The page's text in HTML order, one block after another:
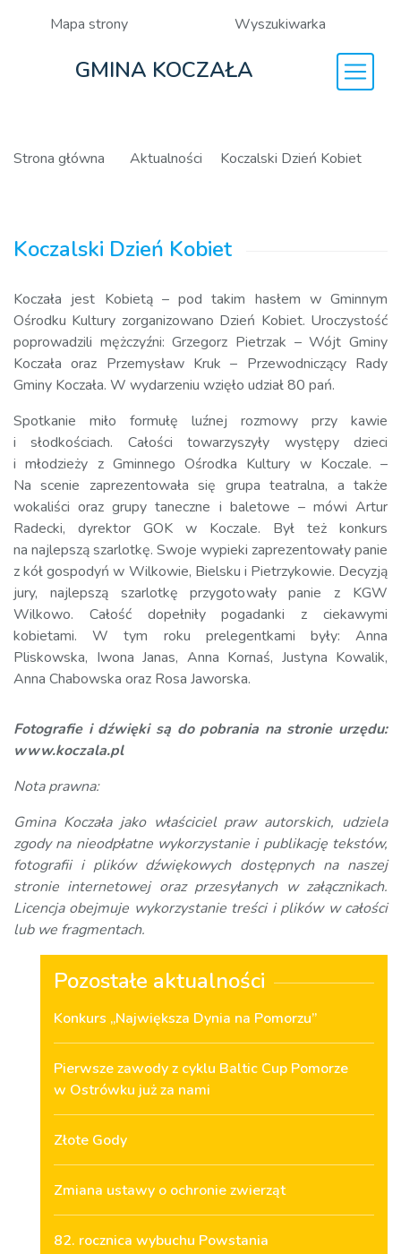
Mapa strony Wyszukiwarka
GMINA KOCZAŁA
Strona główna Aktualności Koczalski Dzień Kobiet
Koczalski Dzień Kobiet
Koczała jest Kobietą – pod takim hasłem w Gminnym
Ośrodku Kultury zorganizowano Dzień Kobiet. Uroczystość
poprowadzili mężczyźni: Grzegorz Pietrzak – Wójt Gminy
Koczała oraz Przemysław Kruk – Przewodniczący Rady
Gminy Koczała. W wydarzeniu wzięło udział 80 pań.
Spotkanie miło formułę luźnej rozmowy przy kawie
i słodkościach. Całości towarzyszyły występy dzieci
i młodzieży z Gminnego Ośrodka Kultury w Koczale. –
Na scenie zaprezentowała się grupa teatralna, a także
wokaliści oraz grupy taneczne i baletowe – mówi Artur
Radecki, dyrektor GOK w Koczale. Był też konkurs
na najlepszą szarlotkę. Swoje wypieki zaprezentowały panie
z kół gospodyń w Wilkowie, Bielsku i Pietrzykowie. Decyzją
jury, najlepszą szarlotkę przygotowały panie z KGW
Wilkowo. Całość dopełniły pogadanki z ciekawymi
kobietami. W tym roku prelegentkami były: Anna
Pliskowska, Iwona Janas, Anna Kornaś, Justyna Kowalik,
Anna Chabowska oraz Rosa Jaworska.
Fotografie i dźwięki są do pobrania na stronie urzędu:
www.koczala.pl
Nota prawna:
Gmina Koczała jako właściciel praw autorskich, udziela
zgody na nieodpłatne wykorzystanie i publikację tekstów,
fotografii i plików dźwiękowych dostępnych na naszej
stronie internetowej oraz przesyłanych w załącznikach.
Licencja obejmuje wykorzystanie treści i plików w całości
lub we fragmentach.
Pozostałe aktualności
Konkurs „Największa Dynia na Pomorzu”
Pierwsze zawody z cyklu Baltic Cup Pomorze
w Ostrówku już za nami
Złote Gody
Zmiana ustawy o ochronie zwierząt
82. rocznica wybuchu Powstania